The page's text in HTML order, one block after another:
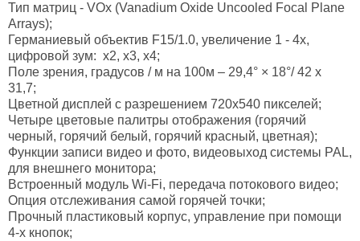
Тип матриц - VOx (Vanadium Oxide Uncooled Focal Plane
Arrays);
Германиевый объектив F15/1.0, увеличение 1 - 4х,
цифровой зум: x2, x3, x4;
Поле зрения, градусов / м на 100м – 29,4° × 18°/ 42 x
31,7;
Цветной дисплей с разрешением 720х540 пикселей;
Четыре цветовые палитры отображения (горячий
черный, горячий белый, горячий красный, цветная);
Функции записи видео и фото, видеовыход системы PAL,
для внешнего монитора;
Встроенный модуль Wi-Fi, передача потокового видео;
Опция отслеживания самой горячей точки;
Прочный пластиковый корпус, управление при помощи
4-х кнопок;